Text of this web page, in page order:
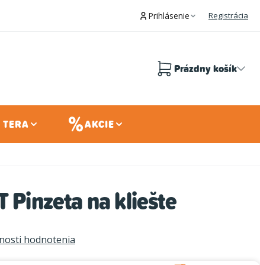
Prihlásenie Registrácia
Prázdny košík
AKCIE
Pinzeta na kliešte
hodnotenia